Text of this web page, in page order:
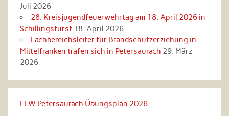
Juli 2026
28. Kreisjugendfeuerwehrtag am 18. April 2026 in
Schillingsfürst 18. April 2026
Fachbereichsleiter für Brandschutzerziehung in
Mittelfranken trafen sich in Petersaurach 29. März
2026
FFW Petersaurach Übungsplan 2026